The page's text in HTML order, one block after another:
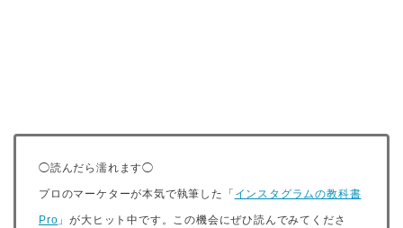
◯読んだら濡れます◯
プロのマーケターが本気で執筆した「 インスタグラムの教科書
Pro 」が大ヒット中です。この機会にぜひ読んでみてくださ